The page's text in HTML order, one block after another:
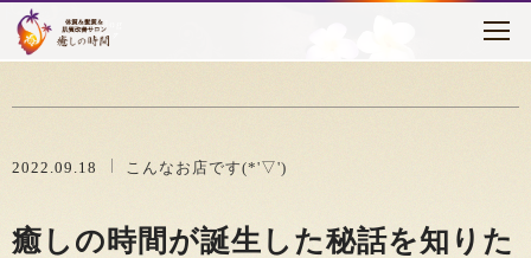
癒しの時間について
トピックス
2022.09.18 こんなお店です(*'▽')
癒しの時間が誕生した秘話を知りた